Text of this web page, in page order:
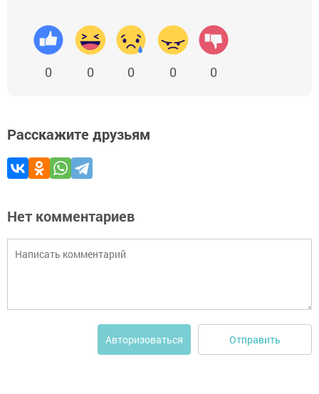
0 0 0 0 0
Расскажите друзьям
Нет комментариев
Авторизоваться Отправить